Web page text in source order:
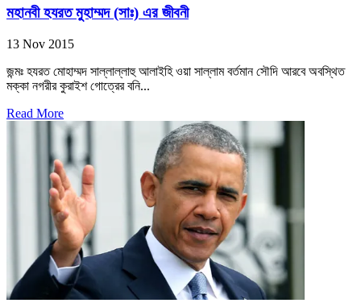
মহানবী হযরত মুহাম্মদ (সাঃ) এর জীবনী
13 Nov 2015
জন্মঃ হযরত মোহাম্মদ সাল্লাল্লাহু আলাইহি ওয়া সাল্লাম বর্তমান সৌদি আরবে অবস্থিত
মক্কা নগরীর কুরাইশ গোত্রের বনি...
Read More